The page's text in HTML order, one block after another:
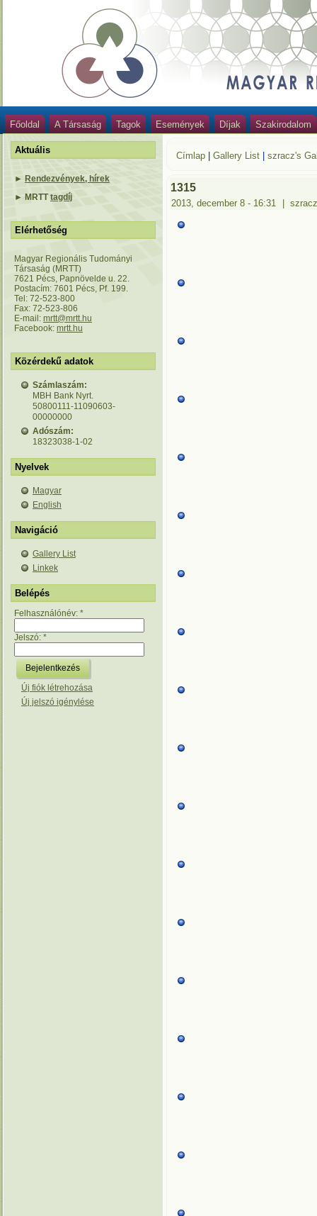
Főoldal A Társaság Tagok Események Díjak Szakirodalom
Aktuális
► Rendezvények, hírek
► MRTTtagdíj
Elérhetőség
Magyar Regionális Tudományi
Társaság (MRTT)
7621 Pécs, Papnövelde u. 22.
Postacím: 7601 Pécs, Pf. 199.
Tel: 72-523-800
Fax: 72-523-806
E-mail: mrtt@mrtt.hu
Facebook: mrtt.hu
Közérdekű adatok
Számlaszám:
MBH Bank Nyrt.
50800111-11090603-
00000000
Adószám:
18323038-1-02
Nyelvek
Magyar
English
Navigáció
Gallery List
Linkek
Belépés
Felhasználónév: *
Jelszó: *
Új fiók létrehozása
Új jelszó igénylése
Címlap |Gallery List |szracz's
1315
2013, december 8 - 16:31